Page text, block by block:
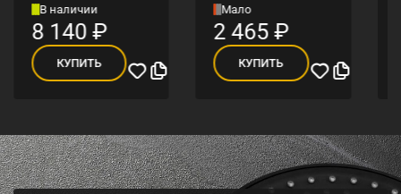
В наличии
8 140₽
КУПИТЬ
Мало
2 465₽
КУПИТЬ